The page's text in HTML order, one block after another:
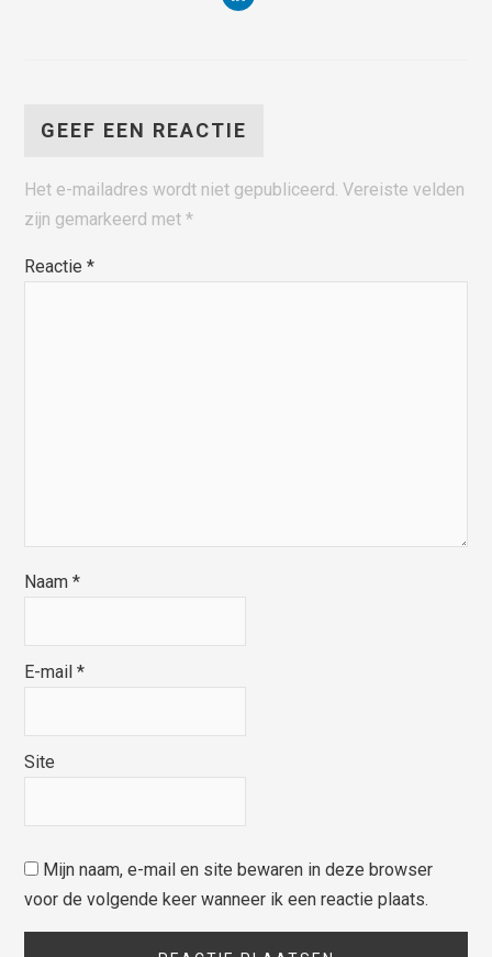
GEEF EEN REACTIE
Het e-mailadres wordt niet gepubliceerd. Vereiste velden
zijn gemarkeerd met*
Reactie*
Naam*
E-mail*
Site
Mijn naam, e-mail en site bewaren in deze browser
voor de volgende keer wanneer ik een reactie plaats.